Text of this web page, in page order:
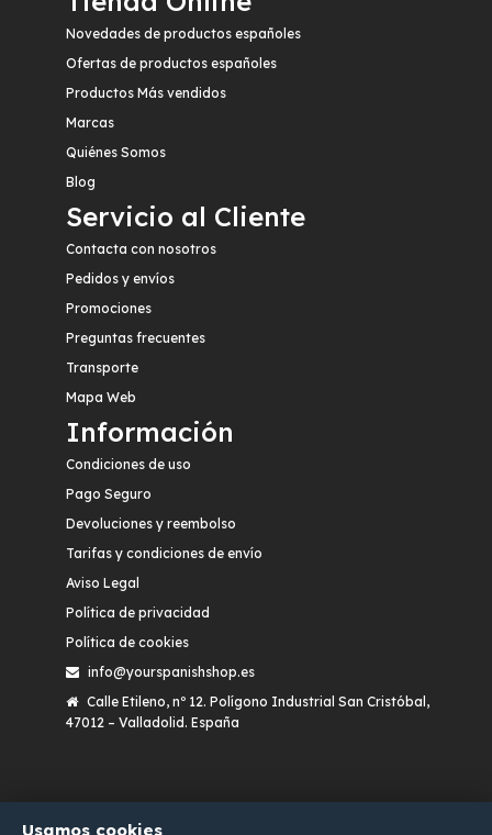
Novedades de productos españoles
Ofertas de productos españoles
Productos Más vendidos
Marcas
Quiénes Somos
Blog
Servicio al Cliente
Contacta con nosotros
Pedidos y envíos
Promociones
Preguntas frecuentes
Transporte
Mapa Web
Información
Condiciones de uso
Pago Seguro
Devoluciones y reembolso
Tarifas y condiciones de envío
Aviso Legal
Política de privacidad
Política de cookies
info@yourspanishshop.es
Calle Etileno, nº 12. Polígono Industrial San Cristóbal,
47012 – Valladolid. España
© 2025 Your Spanish Shop - Todos los derechos de
Usamos cookies